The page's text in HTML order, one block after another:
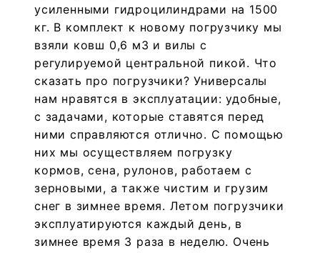
усиленными гидроцилиндрами на 1500
кг. В комплект к новому погрузчику мы
взяли ковш 0,6 м3 и вилы с
регулируемой центральной пикой. Что
сказать про погрузчики? Универсалы
нам нравятся в эксплуатации: удобные,
с задачами, которые ставятся перед
ними справляются отлично. С помощью
них мы осуществляем погрузку
кормов, сена, рулонов, работаем с
зерновыми, а также чистим и грузим
снег в зимнее время. Летом погрузчики
эксплуатируются каждый день, в
зимнее время 3 раза в неделю. Очень